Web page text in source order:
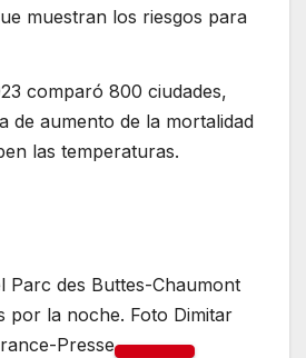
muestran los riesgos para
comparó 800 ciudades,
de aumento de la mortalidad
las temperaturas.
Parc des Buttes-Chaumont
por la noche. Foto Dimitar
Presse